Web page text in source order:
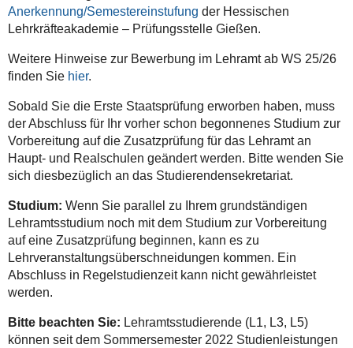
Anerkennung/Semestereinstufung der Hessischen
Lehrkräfteakademie – Prüfungsstelle Gießen.
Weitere Hinweise zur Bewerbung im Lehramt ab WS 25/26
finden Sie hier.
Sobald Sie die Erste Staatsprüfung erworben haben, muss
der Abschluss für Ihr vorher schon begonnenes Studium zur
Vorbereitung auf die Zusatzprüfung für das Lehramt an
Haupt- und Realschulen geändert werden. Bitte wenden Sie
sich diesbezüglich an das Studierendensekretariat.
Studium: Wenn Sie parallel zu Ihrem grundständigen
Lehramtsstudium noch mit dem Studium zur Vorbereitung
auf eine Zusatzprüfung beginnen, kann es zu
Lehrveranstaltungsüberschneidungen kommen. Ein
Abschluss in Regelstudienzeit kann nicht gewährleistet
werden.
Bitte beachten Sie: Lehramtsstudierende (L1, L3, L5)
können seit dem Sommersemester 2022 Studienleistungen